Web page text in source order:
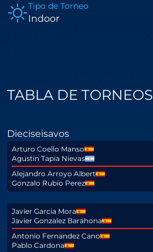
Tipo de Torneo
Indoor
TABLA DE TORNEOS
Dieciseisavos
Arturo Coello Manso
Agustin Tapia Nievas
Alejandro Arroyo Albert
Gonzalo Rubio Perez
Javier Garcia Mora
Javier Gonzalez Barahona
Antonio Fernandez Cano
Pablo Cardona